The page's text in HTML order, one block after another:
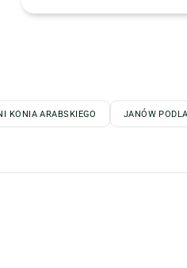
KONIA ARABSKIEGO JANÓW